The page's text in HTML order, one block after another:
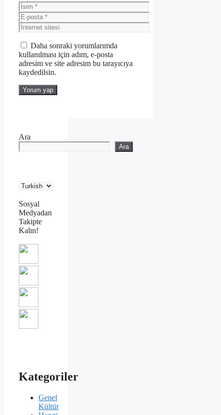
İsim
E-
posta
İnternet
sitesi
Daha sonraki yorumlarımda
kullanılması için adım, e-posta
adresim ve site adresim bu tarayıcıya
kaydedilsin.
Ara
Ara
Sosyal
Medyadan
Takipte
Kalın!
Kategoriler
Genel
Kültür